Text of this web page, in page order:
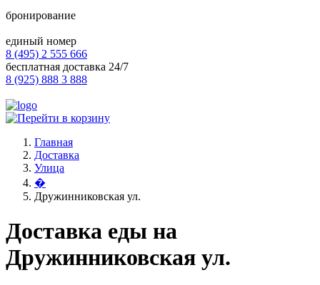
бронирование
единый номер
8 (495) 2 555 666
бесплатная доставка 24/7
8 (925) 888 3 888
Главная
Доставка
Улица
�
Дружинниковская ул.
Доставка еды на
Дружинниковская ул.